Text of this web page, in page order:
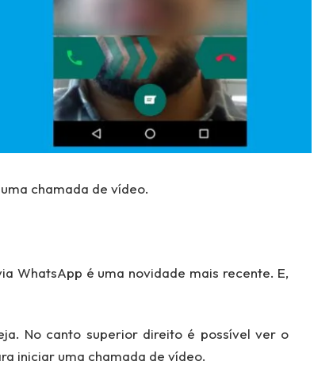
chamada de vídeo.
WhatsApp é uma novidade mais recente. E,
No canto superior direito é possível ver o
iniciar uma chamada de vídeo.